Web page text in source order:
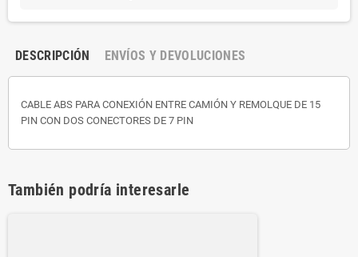
DESCRIPCIÓN ENVÍOS Y DEVOLUCIONES
CABLE ABS PARA CONEXIÓN ENTRE CAMIÓN Y REMOLQUE DE 15
PIN CON DOS CONECTORES DE 7 PIN
También podría interesarle